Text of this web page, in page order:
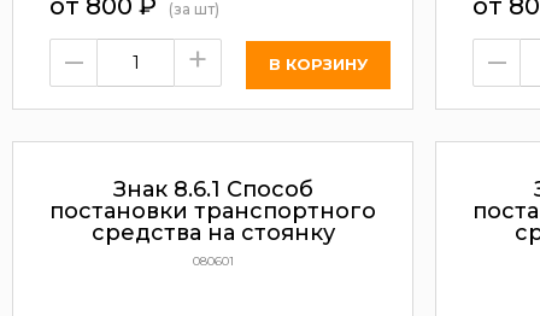
от 800 ₽ (за шт)
– +
от
–
Знак 8.6.1 Способ
постановки транспортного
средства на стоянку
080601